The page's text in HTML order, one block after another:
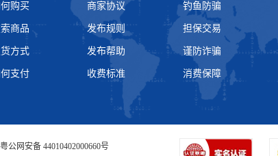
购买
商品
方式
支付
商家协议
发布规则
发布帮助
收费标准
钓鱼防骗
担保交易
谨防诈骗
消费保障
粤公网安备 44010402000660号